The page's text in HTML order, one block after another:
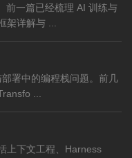
前一篇已经梳理 AI 训练与
架详解与 ...
署中的编程栈问题。前几
...
上下文工程、Harness